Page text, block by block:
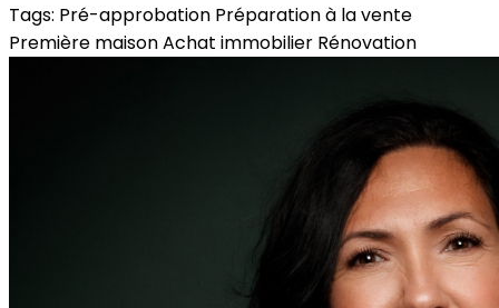
Tags: Pré-approbation Préparation à la vente
Première maisonAchat immobilier Rénovation